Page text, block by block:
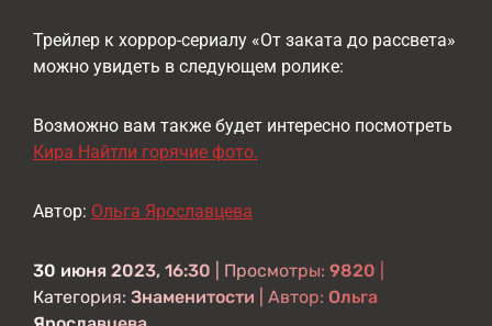
Трейлер к хоррор-сериалу «От заката до рассвета»
можно увидеть в следующем ролике:
Возможно вам также будет интересно посмотреть
Кира Найтли горячие фото.
Автор: Ольга Ярославцева
30 июня 2023, 16:30 | Просмотры: 9820
Категория: Знаменитости | Автор: Ольга